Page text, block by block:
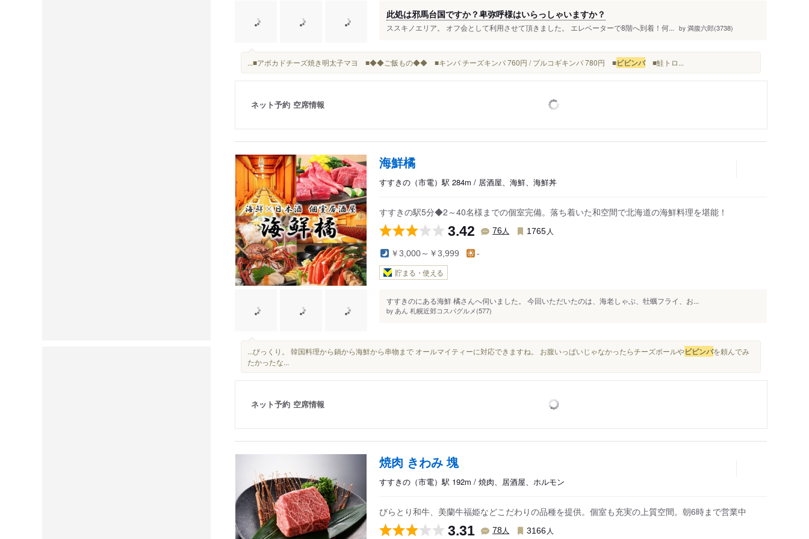
此処は邪馬台国ですか？卑弥呼様はいらっしゃいますか？
ススキノエリア。 オフ会として利用させて頂きました。 エレベーターで8階へ到着！何... by 満腹六郎(3738)
...■アボカドチーズ焼き明太子マヨ ■◆◆ご飯もの◆◆ ■キンパ チーズキンパ 760円 / プルコギキンパ 780円 ■ビビンバ■鮭トロ...
ネット予約 空席情報
海鮮橘
すすきの（市電）駅 284m / 居酒屋、海鮮、海鮮丼
すすきの駅5分◆2～40名様までの個室完備。落ち着いた和空間で北海道の海鮮料理を堪能！
3.42 76人 1765 人
￥3,000～￥3,999 -
貯まる・使える
すすきのにある海鮮 橘さんへ伺いました。 今回いただいたのは、海老しゃぶ、牡蠣フライ、お...
by あん 札幌近郊コスパグルメ(577)
...びっくり。 韓国料理から鍋から海鮮から串物まで オールマイティーに対応できますね。 お腹いっぱいじゃなかったらチーズボールやビビンバを頼んでみ
たかったな...
ネット予約 空席情報
焼肉 きわみ 塊
すすきの（市電）駅 192m / 焼肉、居酒屋、ホルモン
びらとり和牛、美蘭牛福姫などこだわりの品種を提供。個室も充実の上質空間。朝6時まで営業中
3.31 78人 3166 人